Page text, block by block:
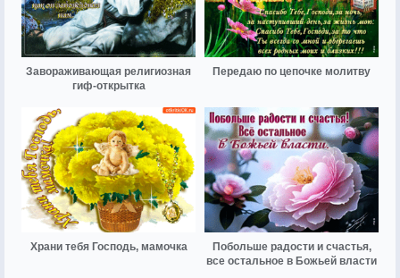
Завораживающая религиозная
гиф-открытка
Передаю по цепочке молитву
Храни тебя Господь, мамочка
Побольше радости и счастья,
все остальное в Божьей власти